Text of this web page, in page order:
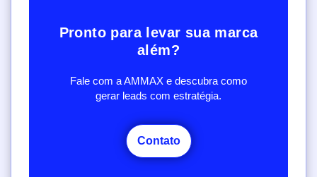
Pronto para levar sua marca
além?
Fale com a AMMAX e descubra como
gerar leads com estratégia.
Contato